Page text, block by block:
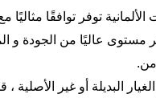
الألمانية توفر توافقًا
مستوى عاليًا من الجودة و
البديلة أو غير الأصلية